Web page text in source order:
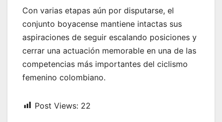
Con varias etapas aún por disputarse, el
conjunto boyacense mantiene intactas sus
aspiraciones de seguir escalando posiciones y
cerrar una actuación memorable en una de las
competencias más importantes del ciclismo
femenino colombiano.
Post Views: 22